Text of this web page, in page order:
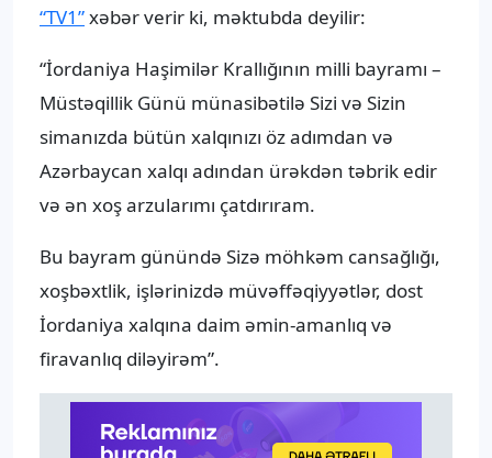
“TV1”xəbər verir ki, məktubda deyilir:
“İordaniya Haşimilər Krallığının milli bayramı –
Müstəqillik Günü münasibətilə Sizi və Sizin
simanızda bütün xalqınızı öz adımdan və
Azərbaycan xalqı adından ürəkdən təbrik edir
və ən xoş arzularımı çatdırıram.
Bu bayram günündə Sizə möhkəm cansağlığı,
xoşbəxtlik, işlərinizdə müvəffəqiyyətlər, dost
İordaniya xalqına daim əmin-amanlıq və
firavanlıq diləyirəm”.